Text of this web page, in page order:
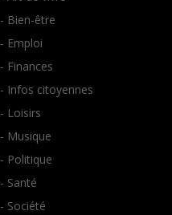
- Bien-être
- Emploi
- Finances
- Infos citoyennes
- Loisirs
- Musique
- Politique
- Santé
- Société